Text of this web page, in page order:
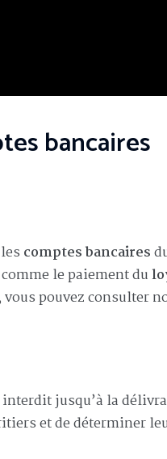
bancaires
comptes bancaires
le paiement du
pouvez consulter
interdit jusqu’à la
et de déterminer